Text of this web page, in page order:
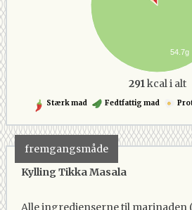
54.7g
291kcal i alt
Stærk mad Fedtfattig mad
fremgangsmåde
Kylling Tikka Masala
Alle ingredienserne til marinaden